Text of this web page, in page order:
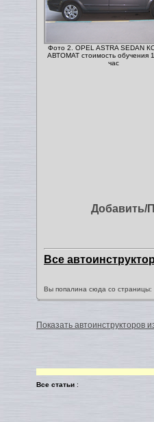
Фото 2. OPEL ASTRA SEDAN
АВТОМАТ стоимость обучения
час
Добавить/
Все
Вы попалина сюда со
Показать автоинструкторов
Все статьи :